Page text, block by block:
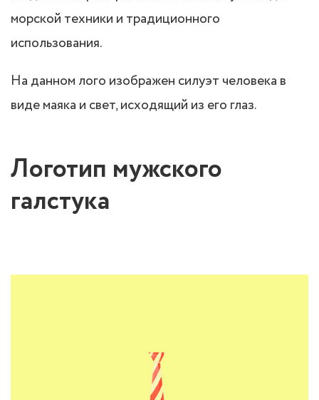
морской техники и традиционного
использования.
На данном лого изображен силуэт человека в
виде маяка и свет, исходящий из его глаз.
Логотип мужского
галстука